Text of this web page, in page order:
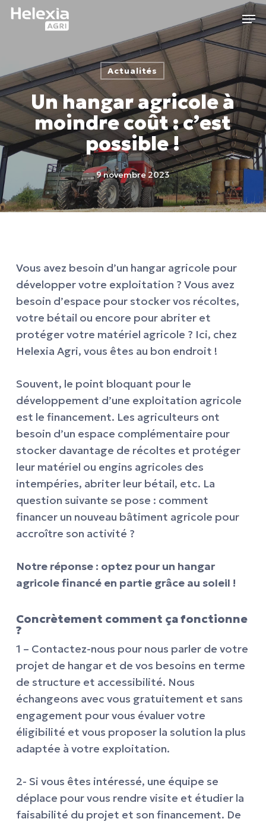
Skip
Actualités
Un hangar agricole à
moindre coût : c’est
possible !
9 novembre 2023
Vous avez besoin d’un hangar agricole pour
développer votre exploitation ? Vous avez
besoin d’espace pour stocker vos récoltes,
votre bétail ou encore pour abriter et
protéger votre matériel agricole ? Ici, chez
Helexia Agri, vous êtes au bon endroit !
Souvent, le point bloquant pour le
développement d’une exploitation agricole
est le financement. Les agriculteurs ont
besoin d’un espace complémentaire pour
stocker davantage de récoltes et protéger
leur matériel ou engins agricoles des
intempéries, abriter leur bétail, etc. La
question suivante se pose : comment
financer un nouveau bâtiment agricole pour
accroître son activité ?
Notre réponse : optez pour un hangar
agricole financé en partie grâce au soleil !
Concrètement comment ça fonctionne
?
1 – Contactez-nous pour nous parler de votre
projet de hangar et de vos besoins en terme
de structure et accessibilité. Nous
échangeons avec vous gratuitement et sans
engagement pour vous évaluer votre
éligibilité et vous proposer la solution la plus
adaptée à votre exploitation.
2- Si vous êtes intéressé, une équipe se
déplace pour vous rendre visite et étudier la
faisabilité du projet et son financement. De